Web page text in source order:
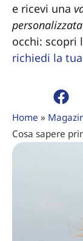
Home »
Cosa sapere
e ricevi una
personalizzata
occhi: scopri
richiedi la